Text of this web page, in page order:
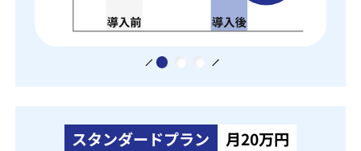
スタンダードプラン
月20万円